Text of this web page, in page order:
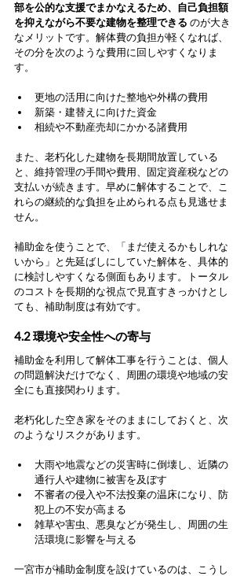
部を公的な支援でまかなえるため、自己負担額
を抑えながら不要な建物を整理できる のが大き
なメリットです。解体費の負担が軽くなれば、
その分を次のような費用に回しやすくなりま
す。
更地の活用に向けた整地や外構の費用
新築・建替えに向けた資金
相続や不動産売却にかかる諸費用
また、老朽化した建物を長期間放置している
と、維持管理の手間や費用、固定資産税などの
支払いが続きます。早めに解体することで、こ
れらの継続的な負担を止められる点も見逃せま
せん。
補助金を使うことで、「まだ使えるかもしれな
いから」と先延ばしにしていた解体を、具体的
に検討しやすくなる側面もあります。トータル
のコストを長期的な視点で見直すきっかけとし
ても、補助制度は有効です。
4.2 環境や安全性への寄与
補助金を利用して解体工事を行うことは、個人
の問題解決だけでなく、周囲の環境や地域の安
全にも直接関わります。
老朽化した空き家をそのままにしておくと、次
のようなリスクがあります。
大雨や地震などの災害時に倒壊し、近隣の
通行人や建物に被害を及ぼす
不審者の侵入や不法投棄の温床になり、防
犯上の不安が高まる
雑草や害虫、悪臭などが発生し、周囲の生
活環境に影響を与える
一宮市が補助金制度を設けているのは、こうし